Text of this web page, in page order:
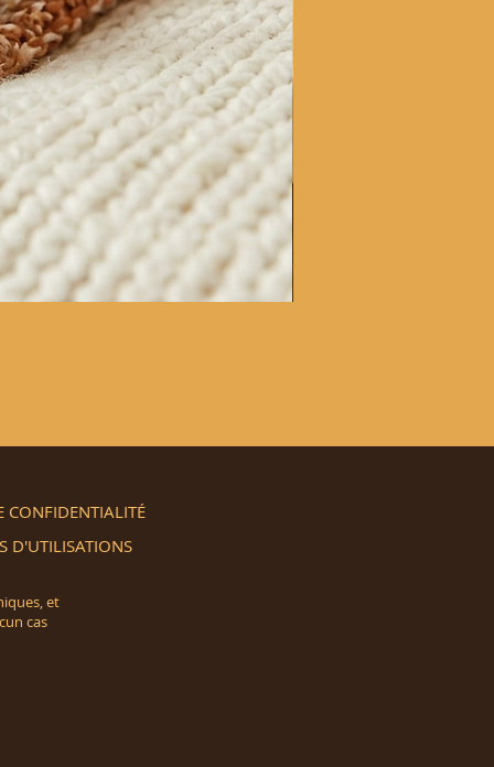
CONFIDENTIALITÉ
D'UTILISATIONS
et
cas